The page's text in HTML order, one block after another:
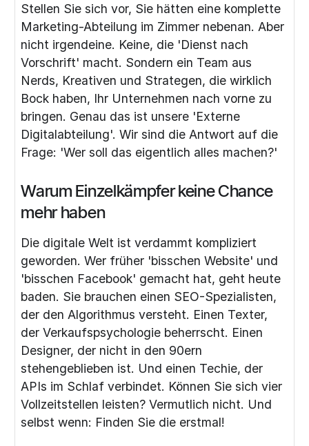
Stellen Sie sich vor, Sie hätten eine komplette
Marketing-Abteilung im Zimmer nebenan. Aber
nicht irgendeine. Keine, die 'Dienst nach
Vorschrift' macht. Sondern ein Team aus
Nerds, Kreativen und Strategen, die wirklich
Bock haben, Ihr Unternehmen nach vorne zu
bringen. Genau das ist unsere 'Externe
Digitalabteilung'. Wir sind die Antwort auf die
Frage: 'Wer soll das eigentlich alles machen?'
Warum Einzelkämpfer keine Chance
mehr haben
Die digitale Welt ist verdammt kompliziert
geworden. Wer früher 'bisschen Website' und
'bisschen Facebook' gemacht hat, geht heute
baden. Sie brauchen einen SEO-Spezialisten,
der den Algorithmus versteht. Einen Texter,
der Verkaufspsychologie beherrscht. Einen
Designer, der nicht in den 90ern
stehengeblieben ist. Und einen Techie, der
APIs im Schlaf verbindet. Können Sie sich vier
Vollzeitstellen leisten? Vermutlich nicht. Und
selbst wenn: Finden Sie die erstmal!